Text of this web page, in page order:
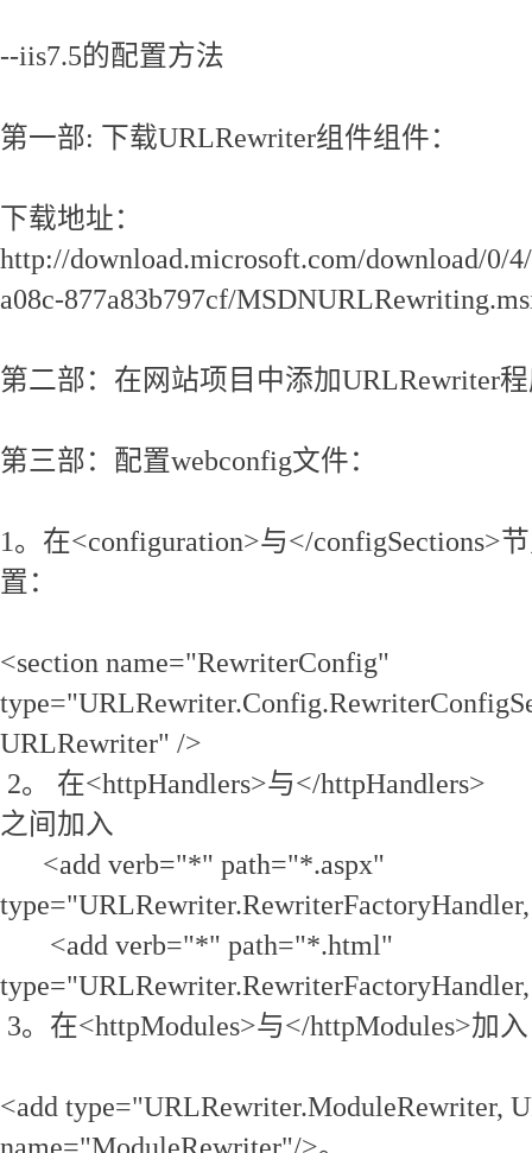
--iis7.5的配置方法
第一部: 下载URLRewriter组件组件：
下载地址：
http://download.microsoft.com/download/0/
a08c-877a83b797cf/
第二部：在网站项目中添加URLRewriter
第三部：配置webconfig文件：
1。在<configuration>与</configSections>
置：
<section name="RewriterConfig"
URLRewriter" />
2。 在<httpHandlers>与</httpHandlers>
之间加入
<add verb="*" path="*.aspx"
<add verb="*" path="*.html"
3。在<httpModules>与</httpModules>加
<add type="URLRewriter.ModuleRewriter,
name="ModuleRewriter"/>。